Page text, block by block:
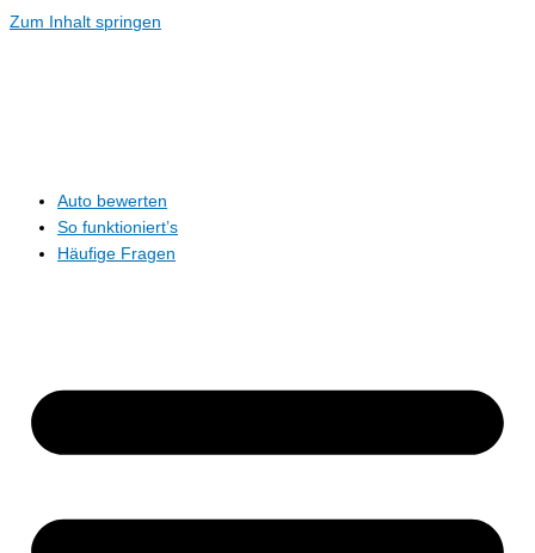
Zum Inhalt springen
Auto bewerten
So funktioniert’s
Häufige Fragen